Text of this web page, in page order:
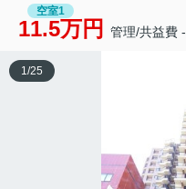
空室1
11.5万円 管理/共益費 -
1/25